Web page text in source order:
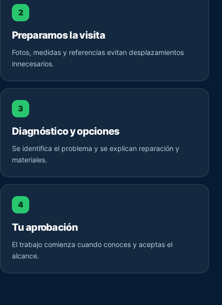
2
Preparamos la visita
Fotos, medidas y referencias evitan desplazamientos
innecesarios.
3
Diagnóstico y opciones
Se identifica el problema y se explican reparación y
materiales.
4
Tu aprobación
El trabajo comienza cuando conoces y aceptas el
alcance.